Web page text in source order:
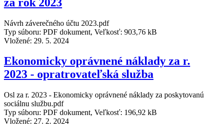
Návrh záverečného účtu 2023.pdf
Typ súboru: PDF dokument, Veľkosť: 903,76 kB
Vložené: 29. 5. 2024
Ekonomicky oprávnené náklady za r.
2023 - opratrovateľská služba
Osl za r. 2023 - Ekonomicky oprávnené náklady za poskytovanú
sociálnu službu.pdf
Typ súboru: PDF dokument, Veľkosť: 196,92 kB
Vložené: 27. 2. 2024